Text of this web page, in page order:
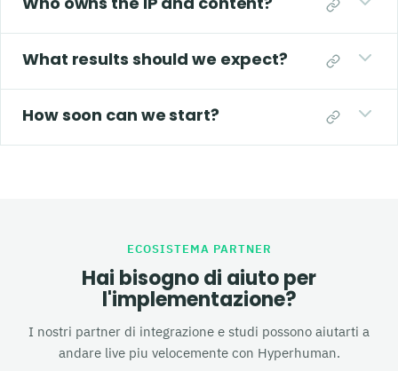
What results should we expect?
How soon can we start?
ECOSISTEMA PARTNER
Hai bisogno di aiuto per
l'implementazione?
I nostri partner di integrazione e studi possono aiutarti a
andare live piu velocemente con Hyperhuman.